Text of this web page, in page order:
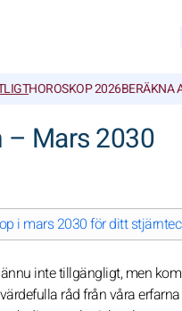
HOROSKOP 2026BERÄKNA
– Mars 2030
i mars 2030 för ditt
inte tillgängligt, men
råd från våra